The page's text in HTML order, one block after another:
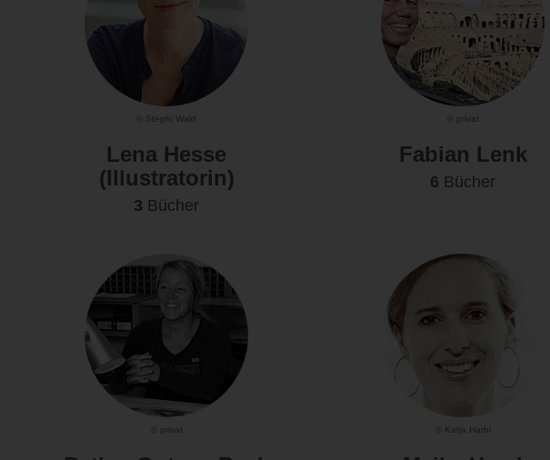
© Stephi Wald
Lena Hesse
(Illustratorin)
3 Bücher
© privat
Fabian Lenk
6 Bücher
© privat © Katja Harbi